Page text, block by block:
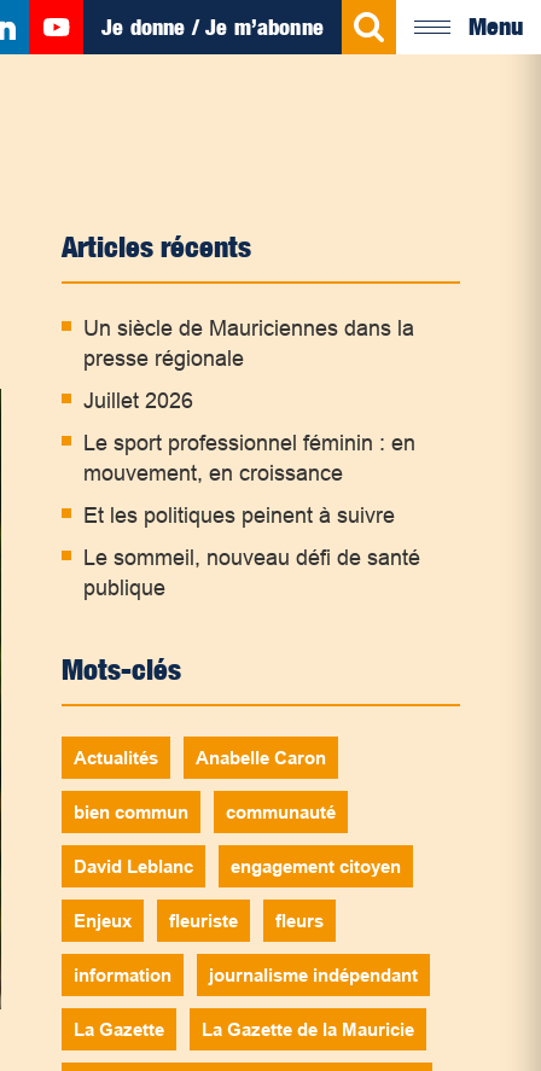
Je donne / Je m’abonne Menu
Articles récents
Un siècle de Mauriciennes dans la
presse régionale
Juillet 2026
Le sport professionnel féminin : en
mouvement, en croissance
Et les politiques peinent à suivre
Le sommeil, nouveau défi de santé
publique
Mots-clés
Actualités Anabelle Caron
bien commun communauté
David Leblanc engagement citoyen
Enjeux fleuriste fleurs
information journalisme indépendant
La Gazette La Gazette de la Mauricie